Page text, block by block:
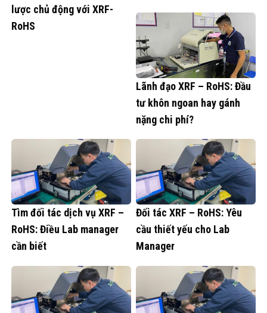
lược chủ động với XRF-
RoHS
Lãnh đạo XRF – RoHS: Đầu
tư khôn ngoan hay gánh
nặng chi phí?
Tìm đối tác dịch vụ XRF –
RoHS: Điều Lab manager
cần biết
Đối tác XRF – RoHS: Yêu
cầu thiết yếu cho Lab
Manager